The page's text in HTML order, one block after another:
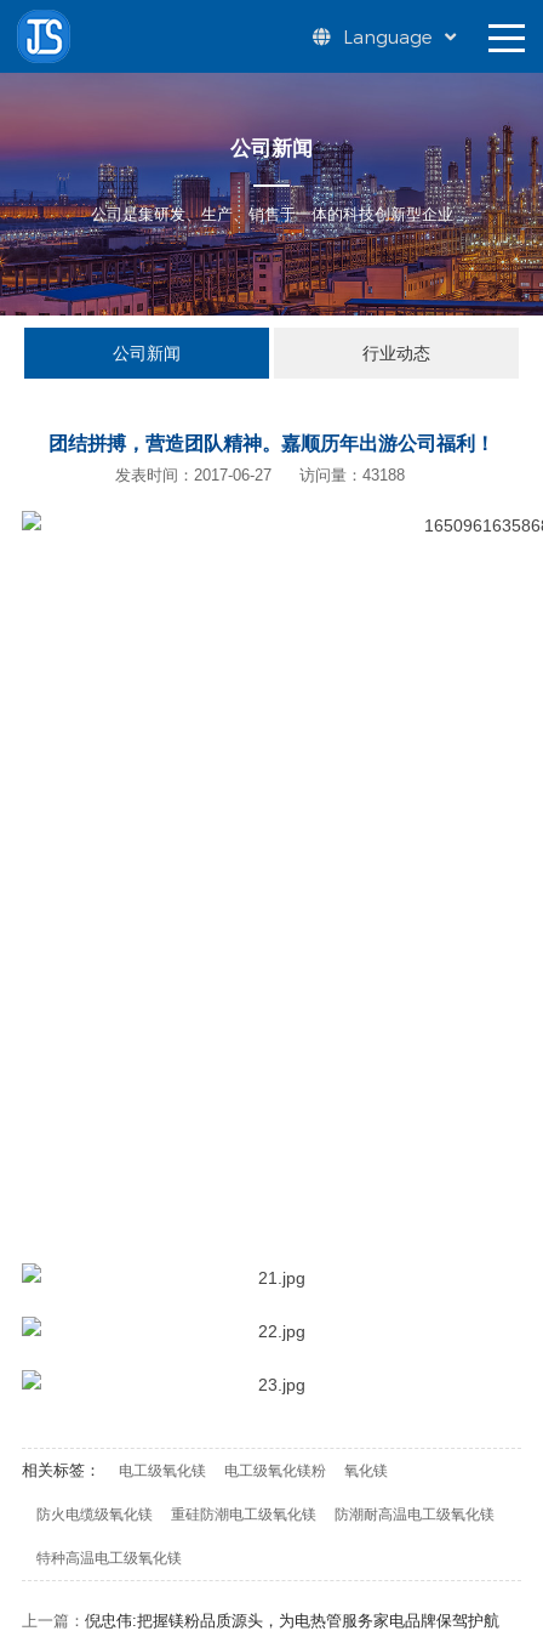
Language
公司新闻
公司是集研发、生产、销售于一体的科技创新型企业
公司新闻 行业动态
团结拼搏，营造团队精神。嘉顺历年出游公司福利！
发表时间：2017-06-27 访问量：43188
相关标签： 电工级氧化镁 电工级氧化镁粉 氧化镁
防火电缆级氧化镁 重硅防潮电工级氧化镁 防潮耐高温电工级氧化镁
特种高温电工级氧化镁
上一篇： 倪忠伟:把握镁粉品质源头，为电热管服务家电品牌保驾护航